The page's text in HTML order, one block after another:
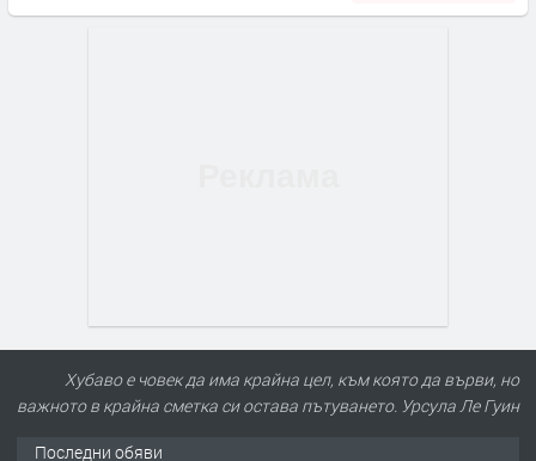
Хубаво е човек да има крайна цел, към която да върви, но
важното в крайна сметка си остава пътуването. Урсула Ле Гуин
Последни обяви